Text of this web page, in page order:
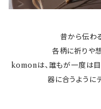
昔から伝わ
各柄に祈りや
komonは、誰もが一度は目
器に合うように